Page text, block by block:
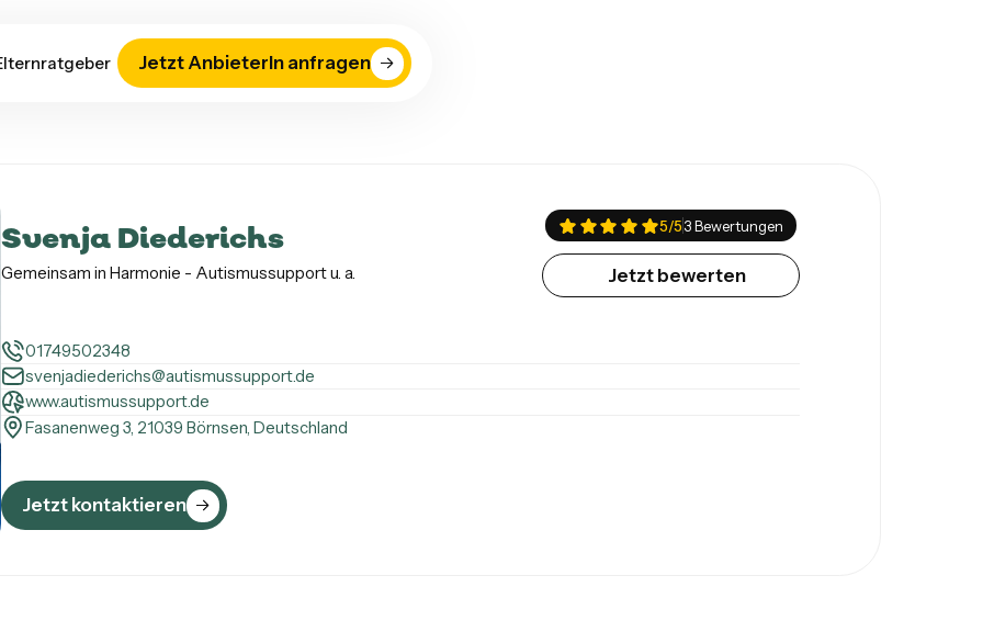
Jetzt AnbieterIn anfragen
Svenja Diederichs
Gemeinsam in Harmonie - Autismussupport u. a.
5/53 Bewertungen
Jetzt bewerten
01749502348
svenjadiederichs@autismussupport.de
www.autismussupport.de
Fasanenweg 3, 21039 Börnsen, Deutschland
Jetzt kontaktieren